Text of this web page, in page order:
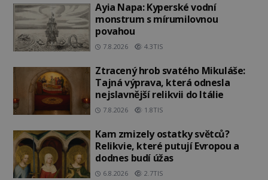
Ayia Napa: Kyperské vodní
monstrum s mírumilovnou
povahou
7.8.2026 4.3TIS
Ztracený hrob svatého Mikuláše:
Tajná výprava, která odnesla
nejslavnější relikvii do Itálie
7.8.2026 1.8TIS
Kam zmizely ostatky světců?
Relikvie, které putují Evropou a
dodnes budí úžas
6.8.2026 2.7TIS